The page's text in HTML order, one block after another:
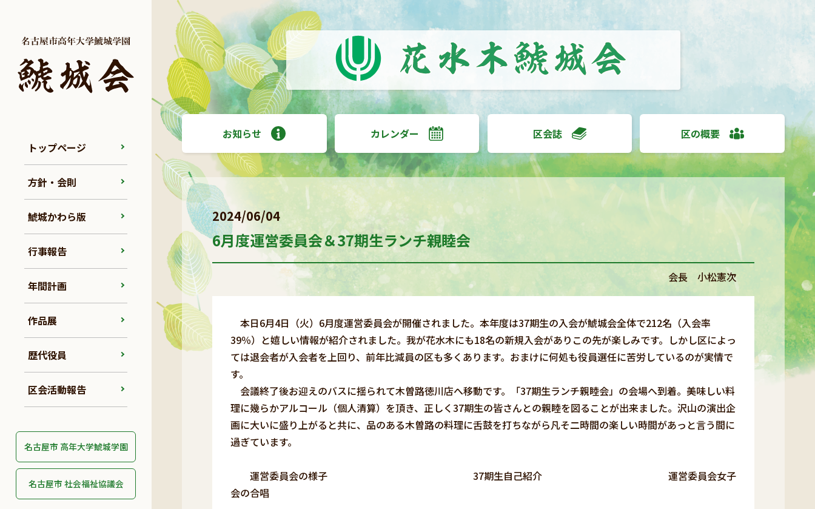
トップページ
方針・会則
鯱城かわら版
行事報告
年間計画
作品展
歴代役員
区会活動報告
名古屋市 高年大学鯱城学園
名古屋市 社会福祉協議会
お知らせ カレンダー 区会誌 区の概要
2024/06/04
6月度運営委員会＆37期生ランチ親睦会
会長 小松憲次
本日6月4日（火）6月度運営委員会が開催されました。本年度は37期生の入会が鯱城会全体で212名（入会率
39％）と嬉しい情報が紹介されました。我が花水木にも18名の新規入会がありこの先が楽しみです。しかし区によっ
ては退会者が入会者を上回り、前年比減員の区も多くあります。おまけに何処も役員選任に苦労しているのが実情で
す。
会議終了後お迎えのバスに揺られて木曽路徳川店へ移動です。「37期生ランチ親睦会」の会場へ到着。美味しい料
理に幾らかアルコール（個人清算）を頂き、正しく37期生の皆さんとの親睦を図ることが出来ました。沢山の演出企
画に大いに盛り上がると共に、品のある木曽路の料理に舌鼓を打ちながら凡そ二時間の楽しい時間があっと言う間に
過ぎています。
運営委員会の様子 37期生自己紹介 運営委員会女子
会の合唱